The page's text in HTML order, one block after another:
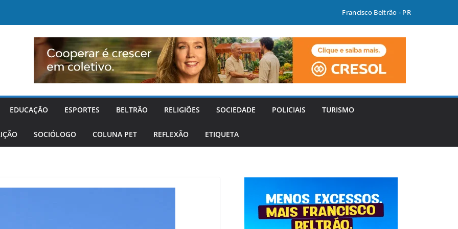
Francisco Beltrão - PR
EDUCAÇÃO ESPORTES BELTRÃO RELIGIÕES SOCIEDADE POLICIAIS TURISMO
SOCIÓLOGO COLUNA PET REFLEXÃO ETIQUETA